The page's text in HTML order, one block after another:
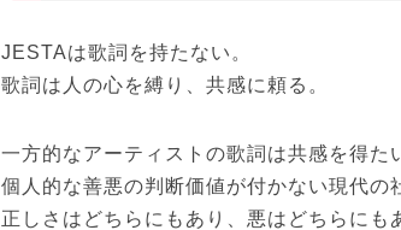
JESTAは歌詞を持たない。
歌詞は人の心を縛り、共感に頼る。
一方的なアーティストの歌詞は共感を得た
個人的な善悪の判断価値が付かない現代の
正しさはどちらにもあり、悪はどちらにも